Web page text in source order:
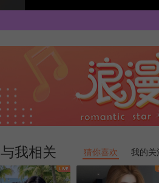
与我相关 猜你喜欢 我的关